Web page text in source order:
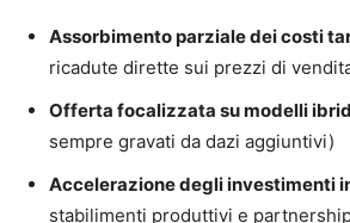
Assorbimento parziale dei costi
ricadute dirette sui prezzi di
Offerta focalizzata su modelli
sempre gravati da dazi aggiuntivi)
Accelerazione degli investimenti
stabilimenti produttivi e